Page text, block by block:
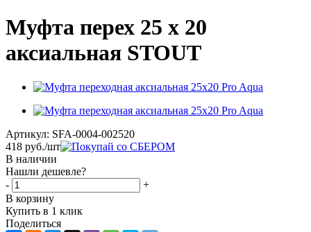
Муфта перех 25 х 20
аксиальная STOUT
Артикул: SFA-0004-002520
418 руб./шт
В наличии
Нашли дешевле?
-
+
В корзину
Купить в 1 клик
Поделиться